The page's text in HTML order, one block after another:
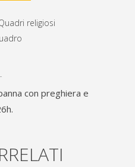
religiosi